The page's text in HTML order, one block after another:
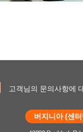
고객님의 문의사항에
버지니아 (센